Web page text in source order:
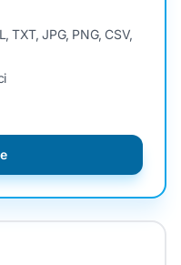
TXT, JPG, PNG, CSV,